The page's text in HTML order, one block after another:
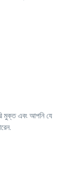
মুক্ত এবং আপনি যে